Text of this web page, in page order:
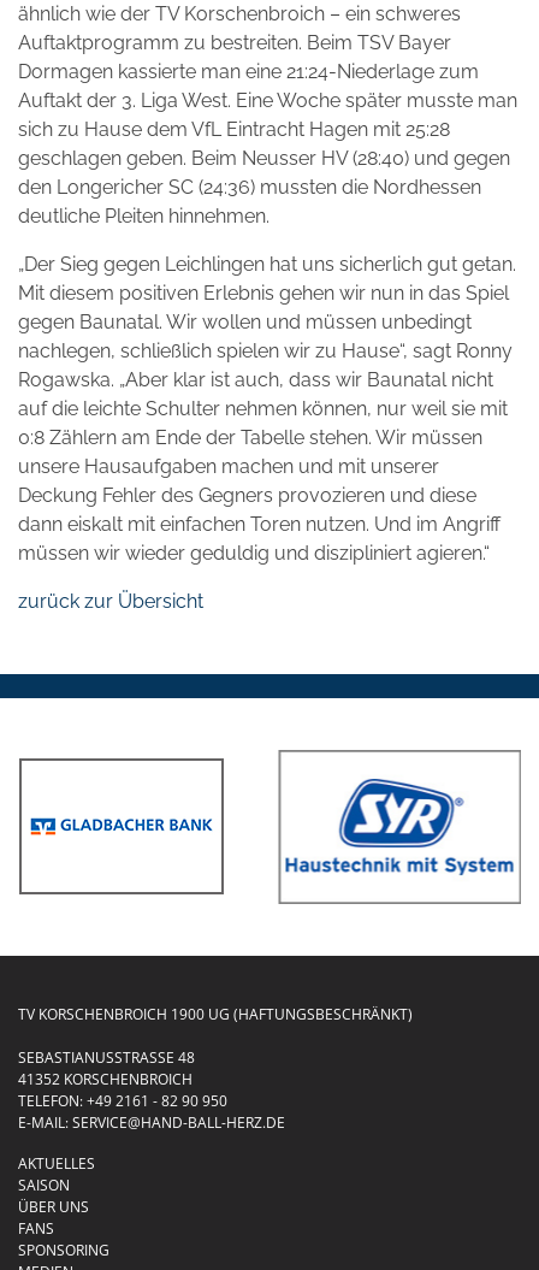
ähnlich wie der TV Korschenbroich – ein schweres
Auftaktprogramm zu bestreiten. Beim TSV Bayer
Dormagen kassierte man eine 21:24-Niederlage zum
Auftakt der 3. Liga West. Eine Woche später musste man
sich zu Hause dem VfL Eintracht Hagen mit 25:28
geschlagen geben. Beim Neusser HV (28:40) und gegen
den Longericher SC (24:36) mussten die Nordhessen
deutliche Pleiten hinnehmen.
„Der Sieg gegen Leichlingen hat uns sicherlich gut getan.
Mit diesem positiven Erlebnis gehen wir nun in das Spiel
gegen Baunatal. Wir wollen und müssen unbedingt
nachlegen, schließlich spielen wir zu Hause“, sagt Ronny
Rogawska. „Aber klar ist auch, dass wir Baunatal nicht
auf die leichte Schulter nehmen können, nur weil sie mit
0:8 Zählern am Ende der Tabelle stehen. Wir müssen
unsere Hausaufgaben machen und mit unserer
Deckung Fehler des Gegners provozieren und diese
dann eiskalt mit einfachen Toren nutzen. Und im Angriff
müssen wir wieder geduldig und diszipliniert agieren.“
zurück zur Übersicht
TV KORSCHENBROICH 1900 UG (HAFTUNGSBESCHRÄNKT)
SEBASTIANUSSTRASSE 48
41352 KORSCHENBROICH
TELEFON:+49 2161 - 82 90 950
E-MAIL:SERVICE@HAND-BALL-HERZ.DE
AKTUELLES
SAISON
ÜBER UNS
FANS
SPONSORING